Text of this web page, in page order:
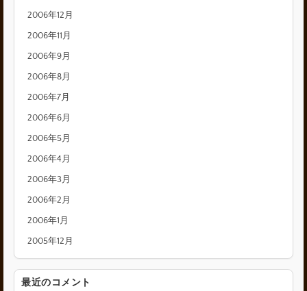
2006年12月
2006年11月
2006年9月
2006年8月
2006年7月
2006年6月
2006年5月
2006年4月
2006年3月
2006年2月
2006年1月
2005年12月
最近のコメント